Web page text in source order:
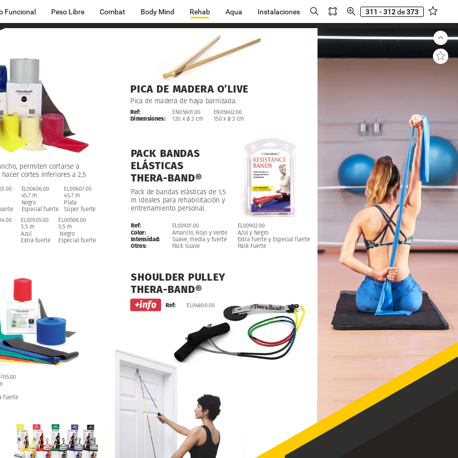
Funcional Peso Libre Combat Body Mind Rehab Aqua Instalaciones 311 - 312de373
permiten cortarse a
hacer cortes inferiores a 2,5
EL00606.00
45,7 m
Negro
Especial fuerte
EL00607.00
45,7 m
Plata
Súper fuerte
fuerte
EL00505.00
5.5 m
Azul
Extra fuerte
EL00506.00
5.5 m
Negro
Especial fuerte
Pack de bandas elásticas de 1,5
m ideales para rehabilitación y
entrenamiento personal.
PACK BANDAS
ELÁSTICAS
THERA-BAND®
Ref:
Color:
Intensidad:
Otros:
EL00901.00
Amarillo, Rojo y Verde
Suave, media y fuerte
Pack Suave
EL00902.00
Azul y Negro
Extra fuerte y Especial fuerte
Pack Fuerte
Pica de madera de haya barnizada.
PICA DE MADERA O’LIVE
Ref:
Dimensiones:
EN05601.00
120 x ø 3 cm
EN05602.00
150 x ø 3 cm
EL00607.00
45,7 m
Plata
Súper fuerte
SHOULDER PULLEY
THERA-BAND®
Ref: EL04800.00